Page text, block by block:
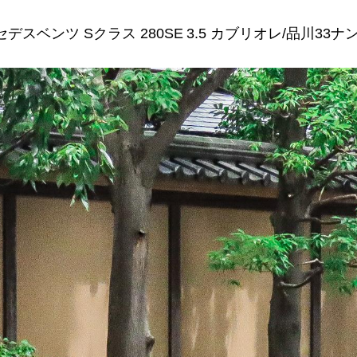
デスベンツ Sクラス 280SE 3.5 カブリオレ/品川33ナ